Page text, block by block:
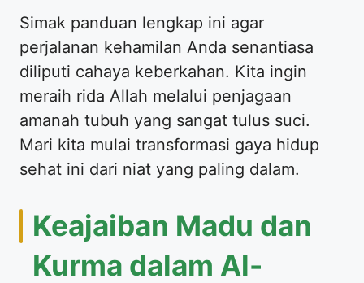
Simak panduan lengkap ini agar
perjalanan kehamilan Anda senantiasa
diliputi cahaya keberkahan. Kita ingin
meraih rida Allah melalui penjagaan
amanah tubuh yang sangat tulus suci.
Mari kita mulai transformasi gaya hidup
sehat ini dari niat yang paling dalam.
Keajaiban Madu dan
Kurma dalam Al-